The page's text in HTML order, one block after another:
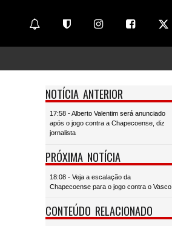
NOTÍCIA ANTERIOR
17:58 - Alberto Valentim será anunciado
após o jogo contra a Chapecoense, diz
jornalista
PRÓXIMA NOTÍCIA
18:08 - Veja a escalação da
Chapecoense para o jogo contra o Vasco
CONTEÚDO RELACIONADO